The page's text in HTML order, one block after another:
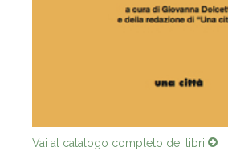
Vai al catalogo completo dei libri